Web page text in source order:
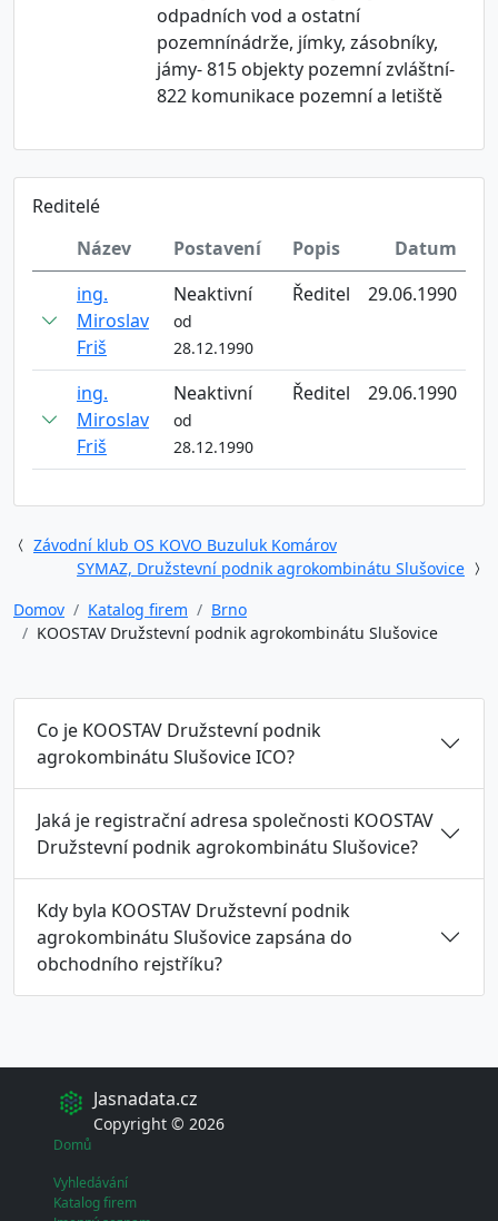
odpadních vod a ostatní
pozemnínádrže, jímky, zásobníky,
jámy- 815 objekty pozemní zvláštní-
822 komunikace pozemní a letiště
Reditelé
Název
Postavení Popis
Datum
ing.
Miroslav
Friš
Neaktivní
od
28.12.1990
Ředitel 29.06.1990
ing.
Miroslav
Friš
Neaktivní
od
28.12.1990
Ředitel 29.06.1990
Závodní klub OS KOVO Buzuluk Komárov
SYMAZ, Družstevní podnik agrokombinátu Slušovice
Domov
Katalog firem
Brno
KOOSTAV Družstevní podnik agrokombinátu Slušovice
Co je KOOSTAV Družstevní podnik
agrokombinátu Slušovice ICO?
Jaká je registrační adresa společnosti KOOSTAV
Družstevní podnik agrokombinátu Slušovice?
Kdy byla KOOSTAV Družstevní podnik
agrokombinátu Slušovice zapsána do
obchodního rejstříku?
Jasnadata.cz
Copyright © 2026
Domů
Vyhledávání
Katalog firem